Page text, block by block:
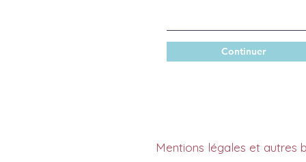
Continuer
Mentions légales et autres